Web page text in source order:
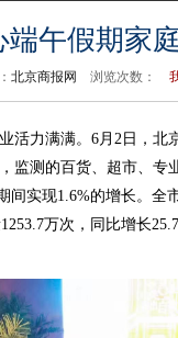
午假期家
北京商报网 浏览次数：
力满满。6月2日，北
监测的百货、超市、专
间实现1.6%的增长。全
万次，同比增长